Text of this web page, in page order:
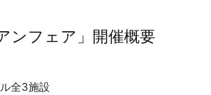
ンフェア」開催概要
全3施設